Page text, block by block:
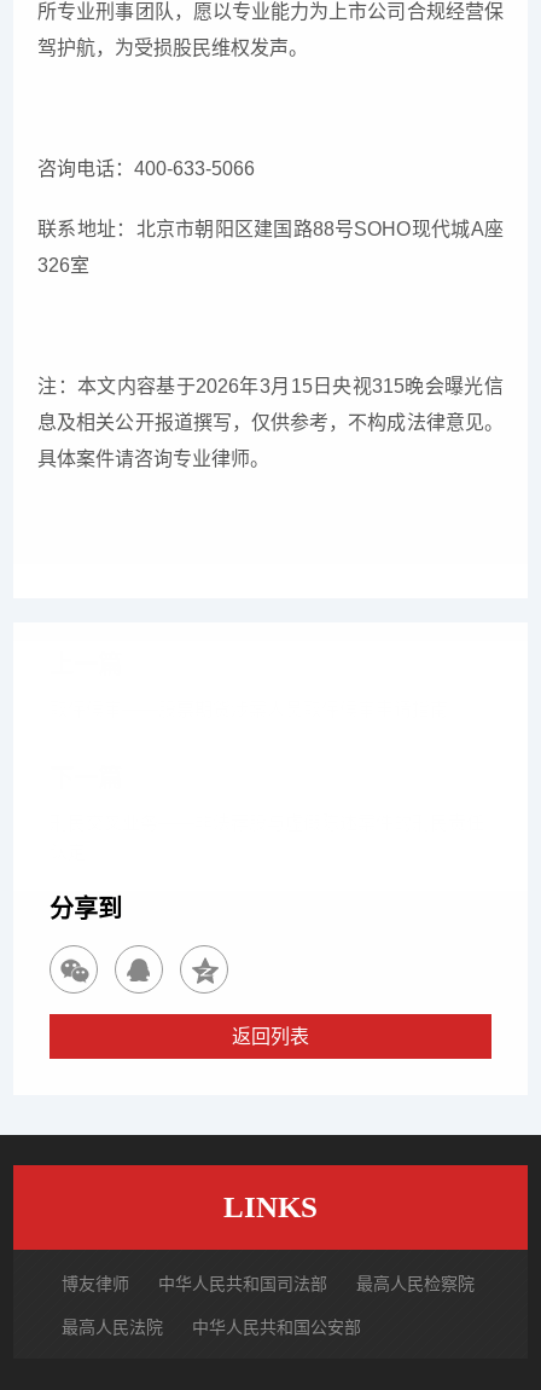
所专业刑事团队，愿以专业能力为上市公司合规经营保
驾护航，为受损股民维权发声。
咨询电话：400-633-5066
联系地址：北京市朝阳区建国路88号SOHO现代城A座
326室
注：本文内容基于2026年3月 15日央视315晚会曝光信
息及相关公开报道撰写，仅供参考，不构成法律意见。
具体案件请咨询专业律师。
分享到
返回列表
LINKS
博友律师 中华人民共和国司法部 最高人民检察院
最高人民法院 中华人民共和国公安部